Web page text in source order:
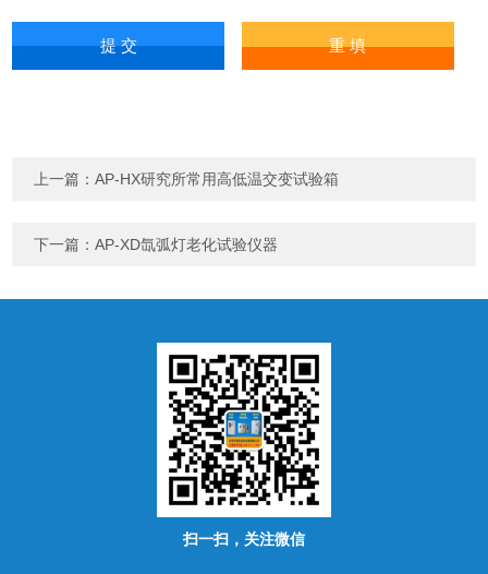
上一篇：AP-HX研究所常用高低温交变试验箱
下一篇：AP-XD氙弧灯老化试验仪器
扫一扫，关注微信